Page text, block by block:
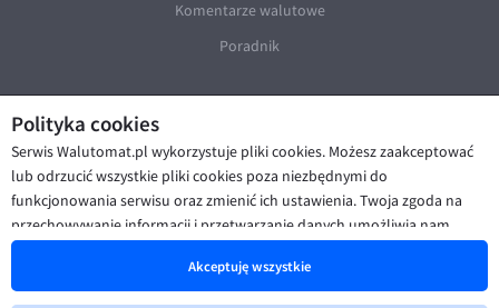
Polityka cookies
Serwis Walutomat.pl wykorzystuje pliki cookies. Możesz zaakceptować
lub odrzucić wszystkie pliki cookies poza niezbędnymi do
funkcjonowania serwisu oraz zmienić ich ustawienia. Twoja zgoda na
przechowywanie informacji i przetwarzanie danych umożliwia nam
poprawę funkcjonalności strony oraz prezentowanie Ci
spersonalizowanych treści i reklam. Więcej informacji znajdziesz w naszej
Akceptuję wszystkie
Komentarze walutowe
Poradnik
© Walutomat 2026 | Regulaminy
|
Polityka prywatności i cookies | Deklaracja dostępności